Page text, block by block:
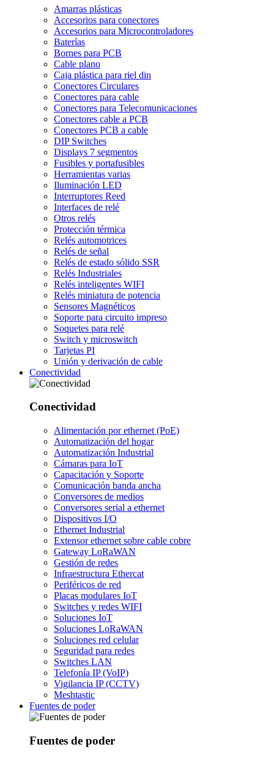
Amarras plásticas
Accesorios para conectores
Accesorios para Microcontroladores
Baterías
Bornes para PCB
Cable plano
Caja plástica para riel din
Conectores Circulares
Conectores para cable
Conectores para Telecomunicaciones
Conectores cable a PCB
Conectores PCB a cable
DIP Switches
Displays 7 segmentos
Fusibles y portafusibles
Herramientas varias
Iluminación LED
Interruptores Reed
Interfaces de relé
Otros relés
Protección térmica
Relés automotrices
Relés de señal
Relés de estado sólido SSR
Relés Industriales
Relés inteligentes WIFI
Relés miniatura de potencia
Sensores Magnéticos
Soporte para circuito impreso
Soquetes para relé
Switch y microswitch
Tarjetas PI
Unión y derivación de cable
Conectividad
Conectividad
Alimentación por ethernet (PoE)
Automatización del hogar
Automatización Industrial
Cámaras para IoT
Capacitación y Soporte
Comunicación banda ancha
Conversores de medios
Conversores serial a ethernet
Dispositivos I/O
Ethernet Industrial
Extensor ethernet sobre cable cobre
Gateway LoRaWAN
Gestión de redes
Infraestructura Ethercat
Periféricos de red
Placas modulares IoT
Switches y redes WIFI
Soluciones IoT
Soluciones LoRaWAN
Soluciones red celular
Seguridad para redes
Switches LAN
Telefonía IP (VoIP)
Vigilancia IP (CCTV)
Meshtastic
Fuentes de poder
Fuentes de poder